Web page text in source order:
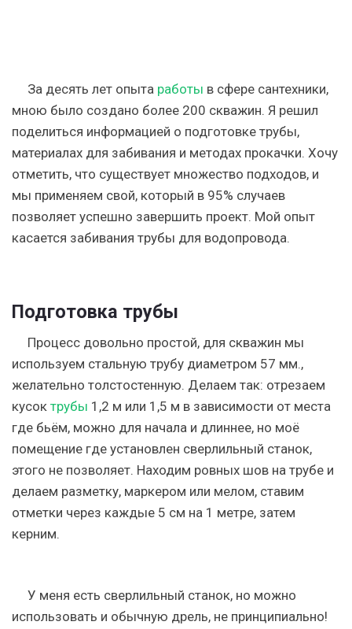
За десять лет опыта работы в сфере сантехники,
мною было создано более 200 скважин. Я решил
поделиться информацией о подготовке трубы,
материалах для забивания и методах прокачки. Хочу
отметить, что существует множество подходов, и
мы применяем свой, который в 95% случаев
позволяет успешно завершить проект. Мой опыт
касается забивания трубы для водопровода.
Подготовка трубы
Процесс довольно простой, для скважин мы
используем стальную трубу диаметром 57 мм.,
желательно толстостенную. Делаем так: отрезаем
кусок трубы 1,2 м или 1,5 м в зависимости от места
где бьём, можно для начала и длиннее, но моё
помещение где установлен сверлильный станок,
этого не позволяет. Находим ровных шов на трубе и
делаем разметку, маркером или мелом, ставим
отметки через каждые 5 см на 1 метре, затем
керним.
У меня есть сверлильный станок, но можно
использовать и обычную дрель, не принципиально!